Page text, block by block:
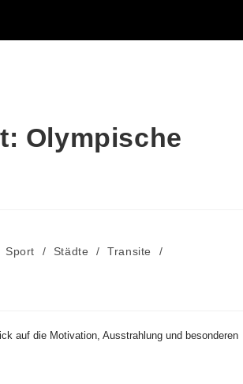
Olympische
Sport / Städte / Transite
/
auf die Motivation, Ausstrahlung und besonderen